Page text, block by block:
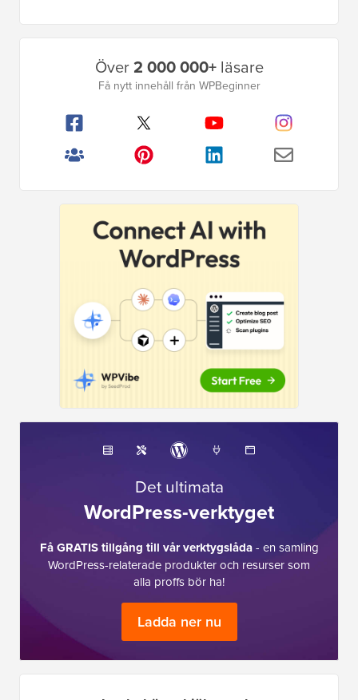
Över2 000 000+läsare
Få nytt innehåll från WPBeginner
Det ultimata
WordPress-verktyget
Få GRATIS tillgång till vår verktygslåda- en samling
WordPress-relaterade produkter och resurser som
alla proffs bör ha!
Ladda ner nu